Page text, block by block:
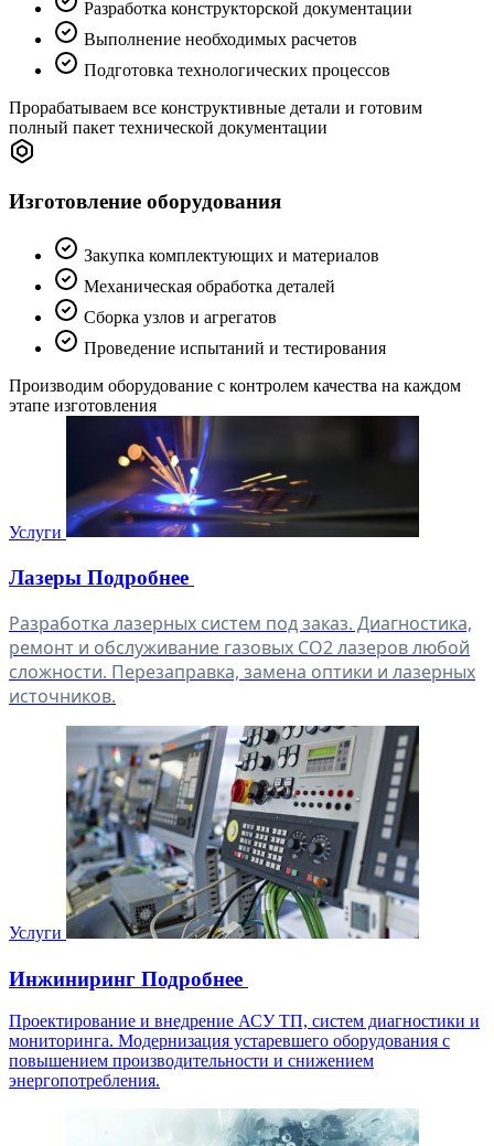
Предпроектная подготовка
Анализ технического задания заказчика
Согласование технических параметров
Подготовка ТКП
На этом этапе определяем техническую осуществимость
проекта и оптимальные пути реализации
Конструкторская подготовка
Создание 3D-моделей оборудования
Разработка конструкторской документации
Выполнение необходимых расчетов
Подготовка технологических процессов
полный пакет технической документации
Изготовление оборудования
Закупка комплектующих и материалов
Механическая обработка деталей
Сборка узлов и агрегатов
Проведение испытаний и тестирования
Производим оборудование с контролем качества на каждом
этапе изготовления
Услуги
ЛазерыПодробнее
Разработка лазерных систем под заказ. Диагностика,
ремонт и обслуживание газовых СО2 лазеров любой
сложности. Перезаправка, замена оптики и лазерных